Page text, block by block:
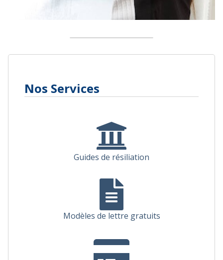
Nos Services
Guides de résiliation
Modèles de lettre gratuits